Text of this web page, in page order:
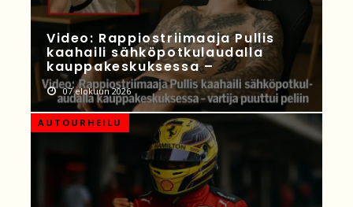
Video: Rappiostriimaaja Pullis
kaahaili sähköpotkulaudalla
kauppakeskuksessa –
07 elokuun 2026
AUTOURHEILU